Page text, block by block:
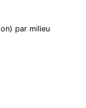
par milieu